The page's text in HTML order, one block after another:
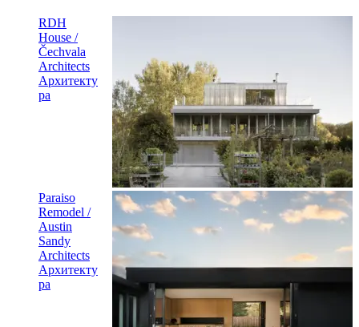
RDH
House /
Čechvala
Architects
Архитекту
ра
Paraiso
Remodel /
Austin
Sandy
Architects
Архитекту
ра